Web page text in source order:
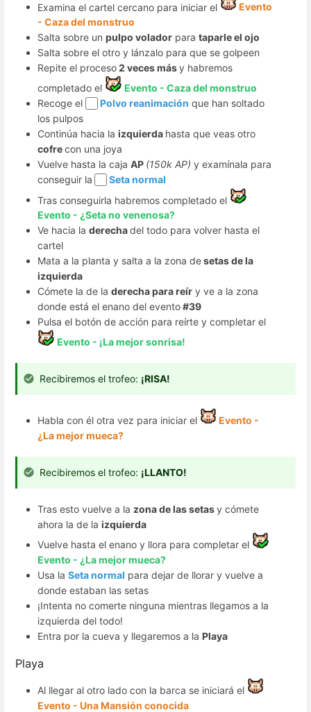
Examina el cartel cercano para iniciar el
Evento
- Caza del monstruo
Salta sobre un pulpo volador para taparle el ojo
Salta sobre el otro y lánzalo para que se golpeen
Repite el proceso2 veces másy habremos
completado el
Evento - Caza del monstruo
Recoge el
Polvo reanimación que han soltado
los pulpos
Continúa hacia la izquierda hasta que veas otro
cofrecon una joya
Vuelve hasta la caja AP (150k AP) y examínala para
conseguir la
Seta normal
Tras conseguirla habremos completado el
Evento - ¿Seta no venenosa?
Ve hacia la derechadel todo para volver hasta el
cartel
Mata a la planta y salta a la zona desetas de la
izquierda
Cómete la de la derecha para reír y ve a la zona
donde está el enano del evento#39
Pulsa el botón de acción para reírte y completar el
Evento - ¡La mejor sonrisa!
Recibiremos el trofeo: ¡RISA!
Habla con él otra vez para iniciar el
Evento -
¿La mejor mueca?
Recibiremos el trofeo: ¡LLANTO!
Tras esto vuelve a la zona de las setasy cómete
ahora la de la izquierda
Vuelve hasta el enano y llora para completar el
Evento - ¿La mejor mueca?
Usa la Seta normal para dejar de llorar y vuelve a
donde estaban las setas
¡Intenta no comerte ninguna mientras llegamos a la
izquierda del todo!
Entra por la cueva y llegaremos a la Playa
Playa
Al llegar al otro lado con la barca se iniciará el
Evento - Una Mansión conocida